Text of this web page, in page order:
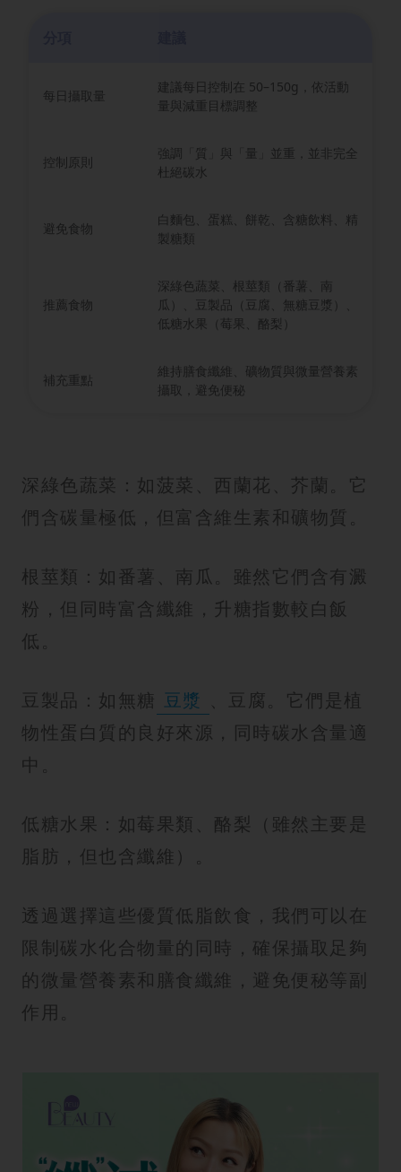
每日攝取量
建議每日控制在 50–150g，依活動
量與減重目標調整
控制原則
強調「質」與「量」並重，並非完全
杜絕碳水
避免食物
白麵包、蛋糕、餅乾、含糖飲料、精
製糖類
推薦食物
深綠色蔬菜、根莖類（番薯、南
瓜）、豆製品（豆腐、無糖豆漿）、
低糖水果（莓果、酪梨）
補充重點
維持膳食纖維、礦物質與微量營養素
攝取，避免便秘
深綠色蔬菜：如菠菜、西蘭花、芥蘭。它
們含碳量極低，但富含維生素和礦物質。
根莖類：如番薯、南瓜。雖然它們含有澱
粉，但同時富含纖維，升糖指數較白飯
低。
豆製品：如無糖 豆漿 、豆腐。它們是植
物性蛋白質的良好來源，同時碳水含量適
中。
低糖水果：如莓果類、酪梨（雖然主要是
脂肪，但也含纖維）。
透過選擇這些優質低脂飲食，我們可以在
限制碳水化合物量的同時，確保攝取足夠
的微量營養素和膳食纖維，避免便秘等副
作用。